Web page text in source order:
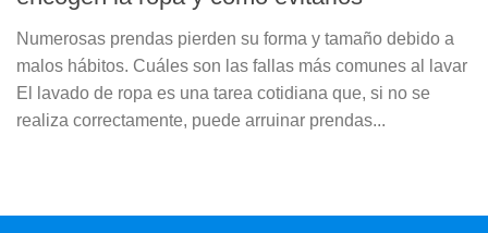
Numerosas prendas pierden su forma y tamaño debido a
malos hábitos. Cuáles son las fallas más comunes al lavar
El lavado de ropa es una tarea cotidiana que, si no se
realiza correctamente, puede arruinar prendas...